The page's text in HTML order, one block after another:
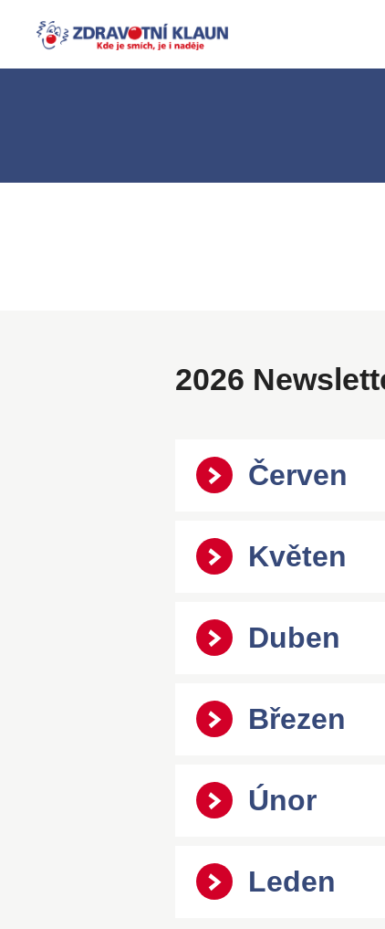
2026
Červen
Květen
Duben
Březen
Únor
Leden